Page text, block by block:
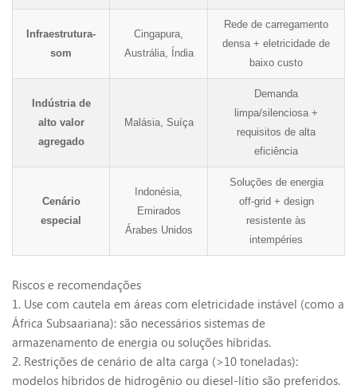
Infraestrutura-
som
Cingapura,
Austrália, Índia
Rede de carregamento
densa + eletricidade de
baixo custo
Indústria de
alto valor
agregado
Malásia, Suíça
Demanda
limpa/silenciosa +
requisitos de alta
eficiência
Cenário
especial
Indonésia,
Emirados
Árabes Unidos
Soluções de energia
off-grid + design
resistente às
intempéries
Riscos e recomendações
1. Use com cautela em áreas com eletricidade instável (como a
África Subsaariana): são necessários sistemas de
armazenamento de energia ou soluções híbridas.
2. Restrições de cenário de alta carga (>10 toneladas):
modelos híbridos de hidrogênio ou diesel-lítio são preferidos.